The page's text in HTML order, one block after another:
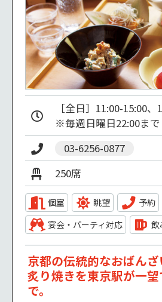
［全日］11:00-15:00
※毎週日曜日22:00まで
03-6256-0877
250席
個室 眺望
予約
宴会・パーティ対応
飲
京都の伝統的なおばん
炙り焼きを東京駅が一
で。